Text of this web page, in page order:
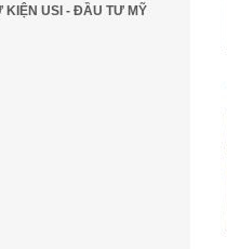
KIỆN USI - ĐẦU TƯ MỸ